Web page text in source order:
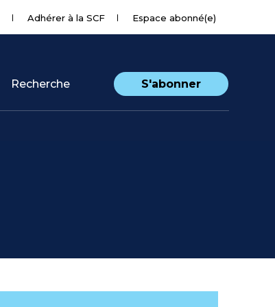
Adhérer à la SCF Espace abonné(e)
Recherche S'abonner